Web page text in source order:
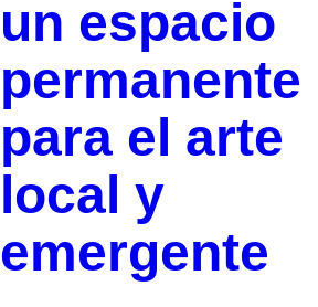
un espacio
permanente
para el arte
local y
emergente